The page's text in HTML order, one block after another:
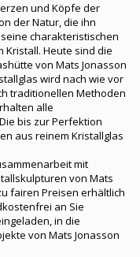
und Köpfe der
der Natur, die ihn
charakteristischen
Heute sind die
von Mats Jonasson
wird nach wie vor
traditionellen Methoden
alle
bis zur Perfektion
aus reinem Kristallglas
mit
von Mats
fairen Preisen erhältlich
an Sie
in die
von Mats Jonasson